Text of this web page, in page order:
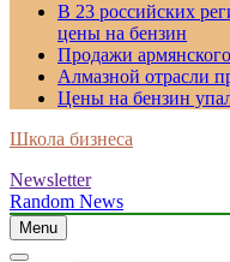
В 23 российских
цены на бензин
Продажи
Алмазной отрасли
Цены на бензин
Школа бизнеса
Newsletter
Random News
Menu